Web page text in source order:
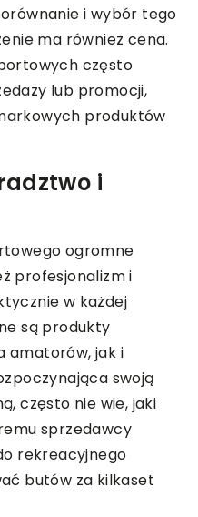
i wybór tego
ma również cena.
często
lub promocji,
produktów
i
ogromne
profesjonalizm i
w każdej
są produkty
amatorów, jak i
swoją
często nie wie, jaki
sprzedawcy
rekreacyjnego
butów za kilkaset